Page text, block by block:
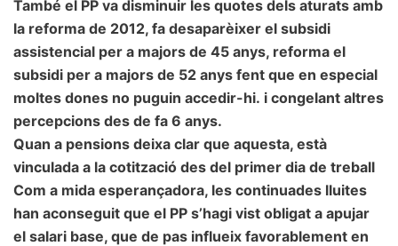
També el PP va disminuir les quotes dels aturats amb
la reforma de 2012, fa desaparèixer el subsidi
assistencial per a majors de 45 anys, reforma el
subsidi per a majors de 52 anys fent que en especial
moltes dones no puguin accedir-hi. i congelant altres
percepcions des de fa 6 anys.
Quan a pensions deixa clar que aquesta, està
vinculada a la cotització des del primer dia de treball
Com a mida esperançadora, les continuades lluites
han aconseguit que el PP s’hagi vist obligat a apujar
el salari base, que de pas influeix favorablement en